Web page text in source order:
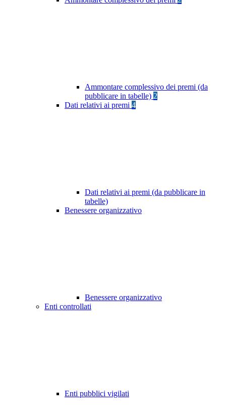
Ammontare complessivo dei premi (da
pubblicare in tabelle) 2
Dati relativi ai premi 4
Dati relativi ai premi (da pubblicare in
tabelle)
Benessere organizzativo
Benessere organizzativo
Enti controllati
Enti pubblici vigilati